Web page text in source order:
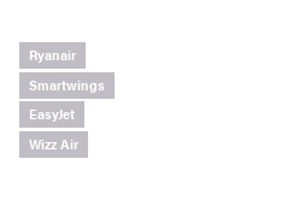
Ryanair
Smartwings
EasyJet
Wizz Air